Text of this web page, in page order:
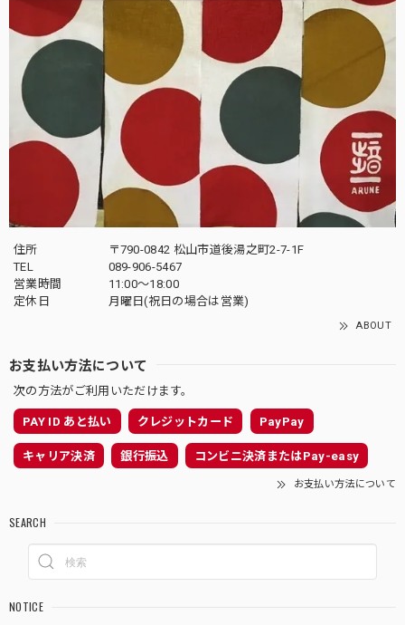
住所
〒790-0842 松山市道後湯之町2-7-1F
TEL
089-906-5467
営業時間
11:00〜18:00
定休日
月曜日(祝日の場合は営業)
ABOUT
お支払い方法について
次の方法がご利用いただけます。
PAY ID あと払い クレジットカード PayPay
キャリア決済 銀行振込 コンビニ決済またはPay-easy
お支払い方法について
SEARCH
NOTICE